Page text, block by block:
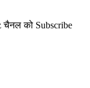
को Subscribe